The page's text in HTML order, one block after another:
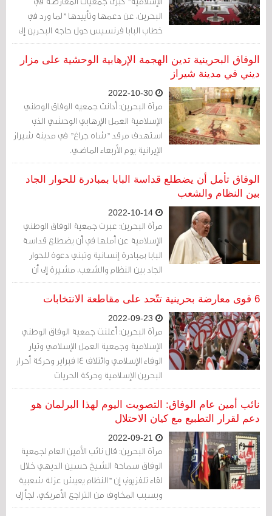
البحرين​، عن دعمها وتأييدها "لما ورد في
خطاب ​البابا فرنسيس​ حول حاجة البحرين إلى
التنفيذ العملي لمجموعة القواعد والأسس
المرتبطة بالحريات ووقف التمييز واحترام ​
الوفاق البحرينية تدين الهجمة الإرهابية الوحشية على مزار
ديني في مدينة شيراز
مرآة البحرين: أدانت جمعية الوفاق الوطني
الإسلامية العمل الإرهابي الوحشي الذي
استهدف مرقد "شاه جراغ" في مدينة شيراز
الإيرانية يوم الأربعاء الماضي.
الوفاق تأمل أن يضطلع قداسة البابا بمبادرة للحوار الجاد
بين النظام والشعب
مرآة البحرين: عبرت جمعية الوفاق الوطني
الإسلامية عن أملها في أن يضطلع قداسة
البابا بمبادرة إنسانية وتبني دعوة للحوار
الجاد بين النظام والشعب، مشيرة إلى أن
التسامح الحقيقي مفقود في البلاد.
6 قوى معارضة بحرينية تتّحد على مقاطعة الانتخابات
مرآة البحرين: أعلنت جمعية الوفاق الوطني
الإسلامية وجمعية العمل الإسلامي وتيار
الوفاء الإسلامي وائتلاف 14 فبراير وحركة أحرار
البحرين الإسلامية وحركة الحريات
والديمقراطية (حق) مقاطعتها للانتخابات
نوفمبر.
نائب أمين عام الوفاق: التصويت اليوم لهذا البرلمان هو
دعم لقرار التطبيع مع كيان الاحتلال
مرآة البحرين: قال نائب الأمين العام لجمعية
الوفاق سماحة الشيخ حسين الديهي خلال
لقاء تلفزيوني إن "النظام يعيش عزلة شعبية
وبسبب المخاوف من التراجع الأمريكي، لجأ إلى
الحماية الصهيونية وبهذا باعوا الوطن